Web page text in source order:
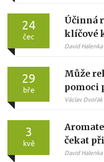
24
čec
Účinná
klíčové
David Halenka
29
bře
Může
pomoci
Václav Dvořák
3
kvě
čekat
David Halenka